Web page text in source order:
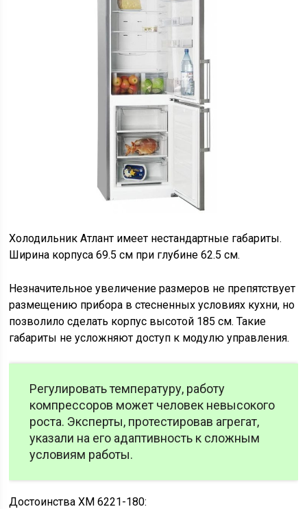
Холодильник Атлант имеет нестандартные габариты.
Ширина корпуса 69.5 см при глубине 62.5 см.
Незначительное увеличение размеров не препятствует
размещению прибора в стесненных условиях кухни, но
позволило сделать корпус высотой 185 см. Такие
габариты не усложняют доступ к модулю управления.
Регулировать температуру, работу
компрессоров может человек невысокого
роста. Эксперты, протестировав агрегат,
указали на его адаптивность к сложным
условиям работы.
Достоинства ХМ 6221-180: